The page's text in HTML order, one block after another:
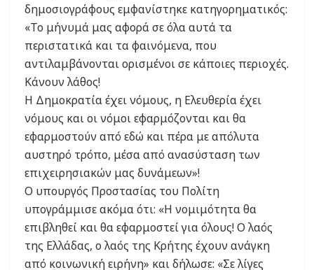
δημοσιογράφους εμφανίστηκε κατηγορηματικός:
«Το μήνυμά μας αφορά σε όλα αυτά τα
περιστατικά και τα φαινόμενα, που
αντιλαμβάνονται ορισμένοι σε κάποιες περιοχές.
Κάνουν λάθος!
Η Δημοκρατία έχει νόμους, η Ελευθερία έχει
νόμους και οι νόμοι εφαρμόζονται και θα
εφαρμοστούν από εδώ και πέρα με απόλυτα
αυστηρό τρόπο, μέσα από ανασύσταση των
επιχειρησιακών μας δυνάμεων»!
Ο υπουργός Προστασίας του Πολίτη
υπογράμμισε ακόμα ότι: «Η νομιμότητα θα
επιβληθεί και θα εφαρμοστεί για όλους! Ο λαός
της Ελλάδας, ο λαός της Κρήτης έχουν ανάγκη
από κοινωνική ειρήνη» και δήλωσε: «Σε λίγες